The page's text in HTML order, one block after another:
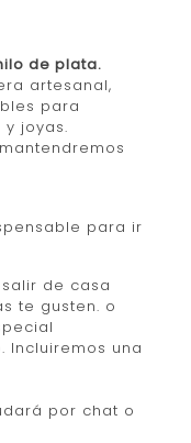
de plata.
artesanal,
para
joyas.
para ir
salir de casa
te gusten. o
Incluiremos una
por chat o